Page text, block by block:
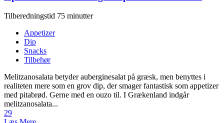
Tilberedningstid 75 minutter
Appetizer
Dip
Snacks
Tilbehør
Melitzanosalata betyder auberginesalat på græsk, men benyttes i
realiteten mere som en grov dip, der smager fantastisk som appetizer
med pitabrød. Gerne med en ouzo til. I Grækenland indgår
melitzanosalata...
29